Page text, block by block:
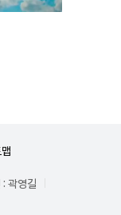
: 곽영길